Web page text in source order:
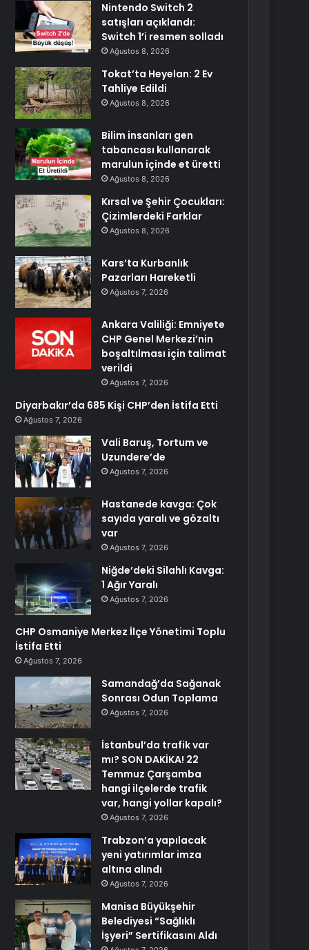
Nintendo Switch 2
satışları açıklandı:
Switch 1’i resmen solladı
Ağustos 8, 2026
Tokat’ta Heyelan: 2 Ev
Tahliye Edildi
Ağustos 8, 2026
Bilim insanları gen
tabancası kullanarak
marulun içinde et üretti
Ağustos 8, 2026
Kırsal ve Şehir Çocukları:
Çizimlerdeki Farklar
Ağustos 8, 2026
Kars’ta Kurbanlık
Pazarları Hareketli
Ağustos 7, 2026
Ankara Valiliği: Emniyete
CHP Genel Merkezi’nin
boşaltılması için talimat
verildi
Ağustos 7, 2026
Diyarbakır’da 685 Kişi CHP’den İstifa Etti
Ağustos 7, 2026
Vali Baruş, Tortum ve
Uzundere’de
Ağustos 7, 2026
Hastanede kavga: Çok
sayıda yaralı ve gözaltı
var
Ağustos 7, 2026
Niğde’deki Silahlı Kavga:
1 Ağır Yaralı
Ağustos 7, 2026
CHP Osmaniye Merkez İlçe Yönetimi Toplu
İstifa Etti
Ağustos 7, 2026
Samandağ’da Sağanak
Sonrası Odun Toplama
Ağustos 7, 2026
İstanbul’da trafik var
mı? SON DAKİKA! 22
Temmuz Çarşamba
hangi ilçelerde trafik
var, hangi yollar kapalı?
Ağustos 7, 2026
Trabzon’a yapılacak
yeni yatırımlar imza
altına alındı
Ağustos 7, 2026
Manisa Büyükşehir
Belediyesi “Sağlıklı
İşyeri” Sertifikasını Aldı